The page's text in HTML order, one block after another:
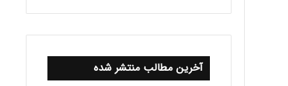
آخرین مطالب منتشر شده